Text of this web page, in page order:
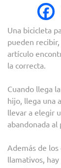
Una bicicleta
pueden
artículo
la correcta.
Cuando llega
hijo, llega una
llevar a elegir
abandonada
Además de
llamativos,